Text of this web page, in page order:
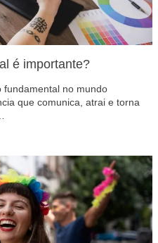
é importante?
fundamental no mundo
que comunica, atrai e torna